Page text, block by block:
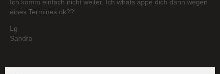
Ich komm einfach nicht weiter. Ich whats appe dich dann wegen
eines Termines ok??
Lg
Sandra